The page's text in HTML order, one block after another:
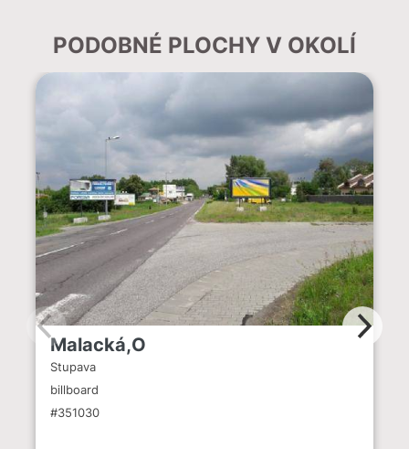
PODOBNÉ PLOCHY V OKOLÍ
Malacká,O
Stupava
billboard
#351030